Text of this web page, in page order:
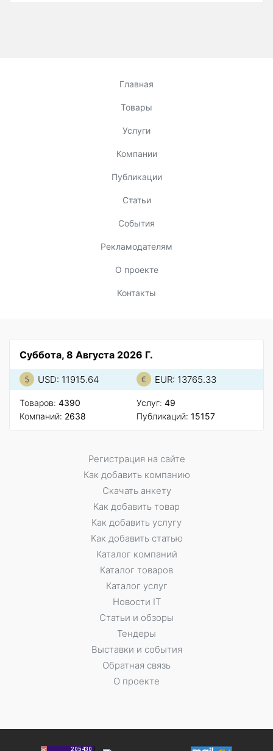
Главная
Товары
Услуги
Компании
Публикации
Статьи
События
Рекламодателям
О проекте
Контакты
Суббота, 8 Августа 2026 Г.
USD: 11915.64 EUR: 13765.33
Товаров: 4390
Компаний: 2638
Услуг: 49
Публикаций: 15157
Регистрация на сайте
Как добавить компанию
Скачать анкету
Как добавить товар
Как добавить услугу
Как добавить статью
Каталог компаний
Каталог товаров
Каталог услуг
Новости IT
Статьи и обзоры
Тендеры
Выставки и события
Обратная связь
О проекте